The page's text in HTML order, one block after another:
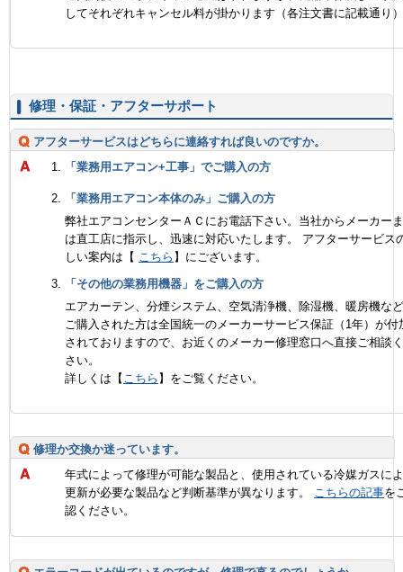
してそれぞれキャンセル料が掛かります（各注文書に記載通り
修理・保証・アフターサポート
アフターサービスはどちらに連絡すれば良いのですか。
「業務用エアコン+工事」でご購入の方
「業務用エアコン本体のみ」ご購入の方
弊社エアコンセンターＡＣにお電話下さい。当社からメーカー
は直工店に指示し、迅速に対応いたします。 アフターサービス
しい案内は【 こちら 】にございます。
「その他の業務用機器」をご購入の方
エアカーテン、分煙システム、空気清浄機、除湿機、暖房機な
ご購入された方は全国統一のメーカーサービス保証（1年）が付
されておりますので、お近くのメーカー修理窓口へ直接ご相談
さい。
詳しくは【 こちら 】をご覧ください。
修理か交換か迷っています。
年式によって修理が可能な製品と、使用されている冷媒ガスに
更新が必要な製品など判断基準が異なります。 こちらの記事を
認ください。